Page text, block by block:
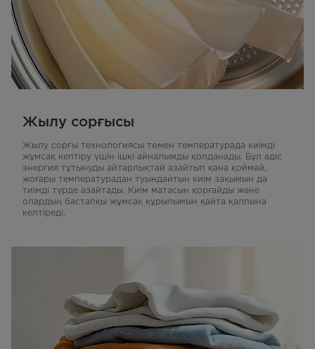
Жылу сорғысы
Жылу сорғы технологиясы төмен температурада киімді
жұмсақ кептіру үшін ішкі айналымды қолданады. Бұл әдіс
энергия тұтынуды айтарлықтай азайтып қана қоймай,
жоғары температурадан туындайтын киім зақымын да
тиімді түрде азайтады. Киім матасын қорғайды және
олардың бастапқы жұмсақ құрылымын қайта қалпына
келтіреді.